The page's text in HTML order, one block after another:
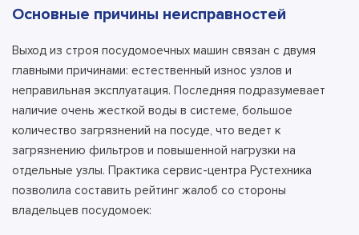
Основные причины неисправностей
Выход из строя посудомоечных машин связан с двумя
главными причинами: естественный износ узлов и
неправильная эксплуатация. Последняя подразумевает
наличие очень жесткой воды в системе, большое
количество загрязнений на посуде, что ведет к
загрязнению фильтров и повышенной нагрузки на
отдельные узлы. Практика сервис-центра Рустехника
позволила составить рейтинг жалоб со стороны
владельцев посудомоек: